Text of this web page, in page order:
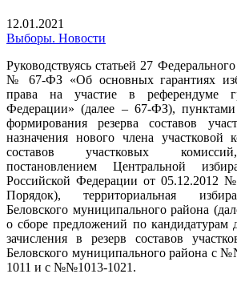
12.01.2021
Выборы. Новости
Руководствуясь статьей 27
№ 67-ФЗ «Об основных гарантиях
права на участие в референдуме
Федерации» (далее – 67-ФЗ),
формирования резерва составов
назначения нового члена участковой
составов участковых
постановлением Центральной
Российской Федерации от 05.12.2012
Порядок), территориальная
Беловского муниципального района
о сборе предложений по кандидатурам
зачисления в резерв составов
Беловского муниципального района
1011 и с №№1013-1021.